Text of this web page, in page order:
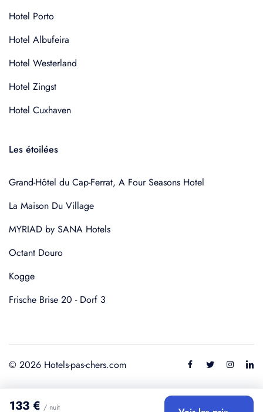
133 € / nuit
Hotel Porto
Hotel Albufeira
Hotel Westerland
Hotel Zingst
Hotel Cuxhaven
Les étoilées
Grand-Hôtel du Cap-Ferrat, A Four Seasons Hotel
La Maison Du Village
MYRIAD by SANA Hotels
Octant Douro
Kogge
Frische Brise 20 - Dorf 3
© 2026 Hotels-pas-chers.com